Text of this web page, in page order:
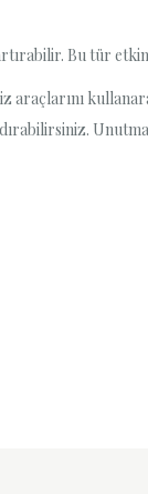
Bu tür
araçlarını